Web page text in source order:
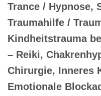
Trance / Hypnose,
Traumahilfe /
Kindheitstrauma
– Reiki,
Chirurgie, Inneres
Emotionale